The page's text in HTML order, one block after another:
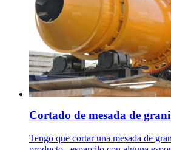
Cortado de mesada de
Tengo que cortar una mesada de